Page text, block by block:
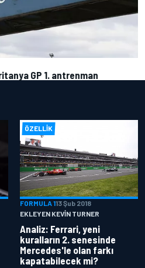
GP 1. antrenman
ÖZELLIK
FORMULA 113 Şub 2018
EKLEYEN KEVIN TURNER
Analiz: Ferrari, yeni
kuralların 2. senesinde
Mercedes'le olan farkı
kapatabilecek mi?